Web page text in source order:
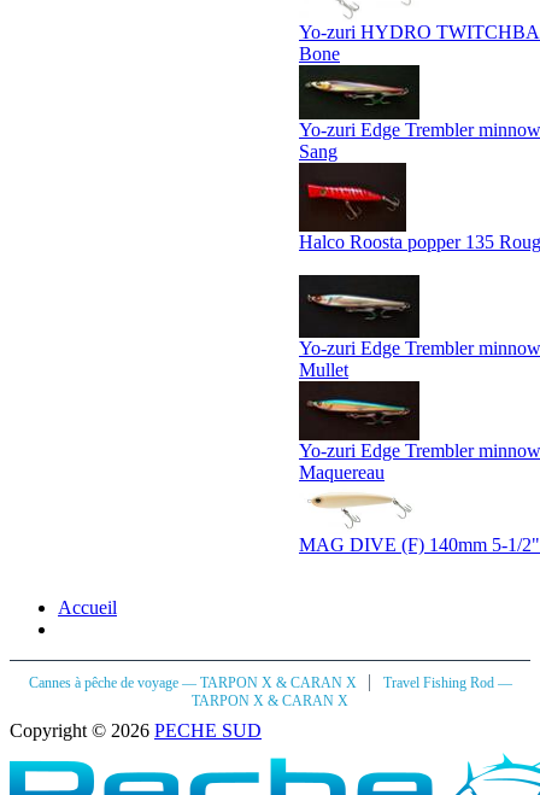
Yo-zuri HYDRO
Bone
Yo-zuri Edge Trembler
Sang
Halco Roosta popper 135
Yo-zuri Edge Trembler
Mullet
Yo-zuri Edge Trembler
Maquereau
MAG DIVE (F) 140mm 5-1/
Accueil
Cannes à pêche de voyage — TARPON X & CARAN X |
Travel Fishing Rod —
TARPON X & CARAN X
Copyright © 2026 PECHE SUD